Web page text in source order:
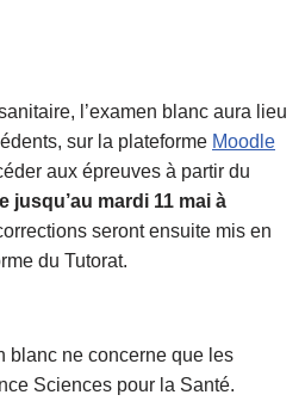
l’examen blanc aura lieu
sur la plateforme Moodle
aux épreuves à partir du
jusqu’au mardi 11 mai à
seront ensuite mis en
du Tutorat.
blanc ne concerne que les
Sciences pour la Santé.